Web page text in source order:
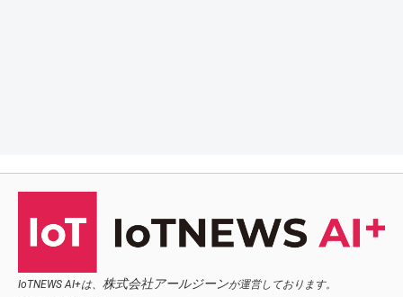
IoTNEWS AI+は、 株式会社アールジーンが運営しております。